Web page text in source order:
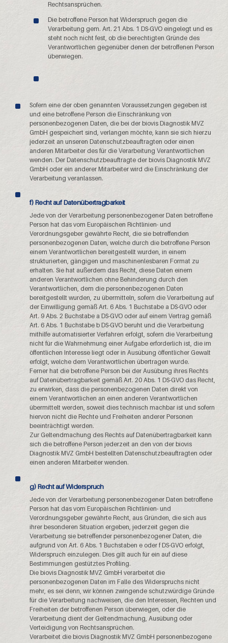
Rechtsansprüchen.
Die betroffene Person hat Widerspruch gegen die
Verarbeitung gem. Art. 21 Abs. 1 DS-GVO eingelegt und es
steht noch nicht fest, ob die berechtigten Gründe des
Verantwortlichen gegenüber denen der betroffenen Person
überwiegen.
Sofern eine der oben genannten Voraussetzungen gegeben ist
und eine betroffene Person die Einschränkung von
personenbezogenen Daten, die bei der biovis Diagnostik MVZ
GmbH gespeichert sind, verlangen möchte, kann sie sich hierzu
jederzeit an unseren Datenschutzbeauftragten oder einen
anderen Mitarbeiter des für die Verarbeitung Verantwortlichen
wenden. Der Datenschutzbeauftragte der biovis Diagnostik MVZ
GmbH oder ein anderer Mitarbeiter wird die Einschränkung der
Verarbeitung veranlassen.
f) Recht auf Datenübertragbarkeit
Jede von der Verarbeitung personenbezogener Daten betroffene
Person hat das vom Europäischen Richtlinien- und
Verordnungsgeber gewährte Recht, die sie betreffenden
personenbezogenen Daten, welche durch die betroffene Person
einem Verantwortlichen bereitgestellt wurden, in einem
strukturierten, gängigen und maschinenlesbaren Format zu
erhalten. Sie hat außerdem das Recht, diese Daten einem
anderen Verantwortlichen ohne Behinderung durch den
Verantwortlichen, dem die personenbezogenen Daten
bereitgestellt wurden, zu übermitteln, sofern die Verarbeitung auf
der Einwilligung gemäß Art. 6 Abs. 1 Buchstabe a DS-GVO oder
Art. 9 Abs. 2 Buchstabe a DS-GVO oder auf einem Vertrag gemäß
Art. 6 Abs. 1 Buchstabe b DS-GVO beruht und die Verarbeitung
mithilfe automatisierter Verfahren erfolgt, sofern die Verarbeitung
nicht für die Wahrnehmung einer Aufgabe erforderlich ist, die im
öffentlichen Interesse liegt oder in Ausübung öffentlicher Gewalt
erfolgt, welche dem Verantwortlichen übertragen wurde.
Ferner hat die betroffene Person bei der Ausübung ihres Rechts
auf Datenübertragbarkeit gemäß Art. 20 Abs. 1 DS-GVO das Recht,
zu erwirken, dass die personenbezogenen Daten direkt von
einem Verantwortlichen an einen anderen Verantwortlichen
übermittelt werden, soweit dies technisch machbar ist und sofern
hiervon nicht die Rechte und Freiheiten anderer Personen
beeinträchtigt werden.
Zur Geltendmachung des Rechts auf Datenübertragbarkeit kann
sich die betroffene Person jederzeit an den von der biovis
Diagnostik MVZ GmbH bestellten Datenschutzbeauftragten oder
einen anderen Mitarbeiter wenden.
g) Recht auf Widerspruch
Jede von der Verarbeitung personenbezogener Daten betroffene
Person hat das vom Europäischen Richtlinien- und
Verordnungsgeber gewährte Recht, aus Gründen, die sich aus
ihrer besonderen Situation ergeben, jederzeit gegen die
Verarbeitung sie betreffender personenbezogener Daten, die
aufgrund von Art. 6 Abs. 1 Buchstaben e oder f DS-GVO erfolgt,
Widerspruch einzulegen. Dies gilt auch für ein auf diese
Bestimmungen gestütztes Profiling.
Die biovis Diagnostik MVZ GmbH verarbeitet die
personenbezogenen Daten im Falle des Widerspruchs nicht
mehr, es sei denn, wir können zwingende schutzwürdige Gründe
für die Verarbeitung nachweisen, die den Interessen, Rechten und
Freiheiten der betroffenen Person überwiegen, oder die
Verarbeitung dient der Geltendmachung, Ausübung oder
Verteidigung von Rechtsansprüchen.
Verarbeitet die biovis Diagnostik MVZ GmbH personenbezogene